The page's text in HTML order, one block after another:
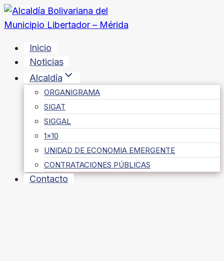
Saltar
al
Inicio
Noticias
Alcaldía
ORGANIGRAMA
SIGAT
SIGGAL
1×10
UNIDAD DE ECONOMIA EMERGENTE
CONTRATACIONES PÚBLICAS
Contacto